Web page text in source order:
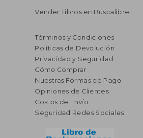
Vender Libros en Buscalibre
Términos y Condiciones
Políticas de Devolución
Privacidad y Seguridad
Cómo Comprar
Nuestras Formas de Pago
Opiniones de Clientes
Costos de Envío
Seguridad Redes Sociales